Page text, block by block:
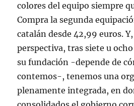
colores del equipo siempre
Compra la segunda
catalán desde 42,99 euros.
perspectiva, tras siete u
su fundación -depende de
contemos-, tenemos una
plenamente integrada, en